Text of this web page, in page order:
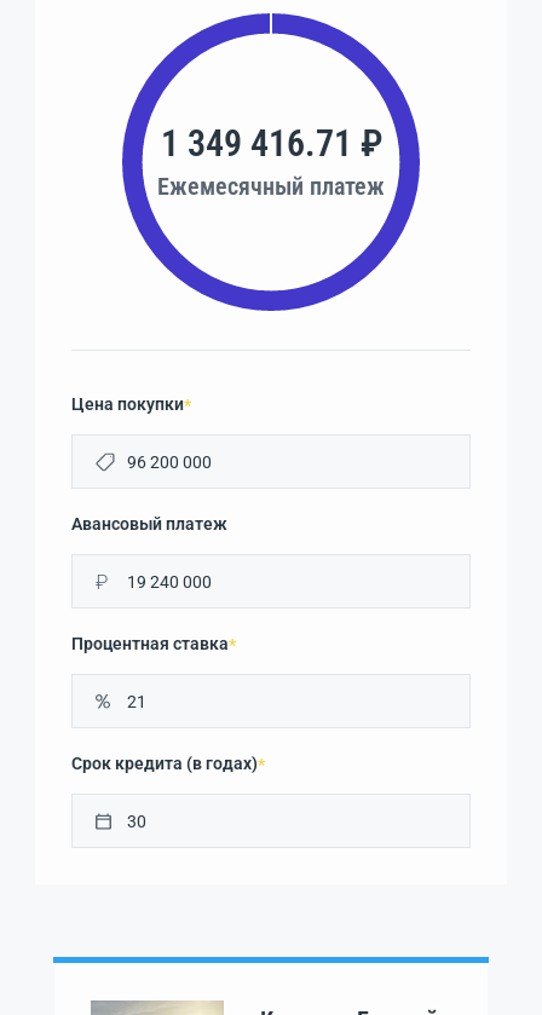
1 349 416.71 ₽
Ежемесячный платеж
Цена покупки*
Авансовый платеж
₽
Процентная ставка*
Срок кредита (в годах)*